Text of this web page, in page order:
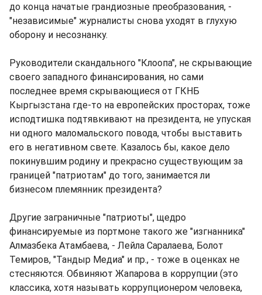
до конца начатые грандиозные преобразования, -
"независимые" журналисты снова уходят в глухую
оборону и несознанку.
Руководители скандального "Клоопа", не скрывающие
своего западного финансирования, но сами
последнее время скрывающиеся от ГКНБ
Кыргызстана где-то на европейских просторах, тоже
исподтишка подтявкивают на президента, не упуская
ни одного маломальского повода, чтобы выставить
его в негативном свете. Казалось бы, какое дело
покинувшим родину и прекрасно существующим за
границей "патриотам" до того, занимается ли
бизнесом племянник президента?
Другие заграничные "патриоты", щедро
финансируемые из портмоне такого же "изгнанника"
Алмазбека Атамбаева, - Лейла Саралаева, Болот
Темиров, "Тандыр Медиа" и пр., - тоже в оценках не
стесняются. Обвиняют Жапарова в коррупции (это
классика, хотя называть коррупционером человека,